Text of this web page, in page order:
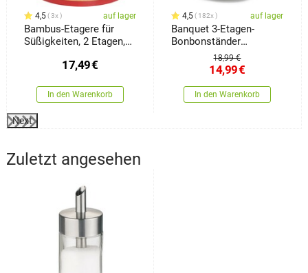
4,5 3x auf lager
Bambus-Etagere für
Süßigkeiten, 2 Etagen,
17,49€
In den Warenkorb
4,5 182x auf lager
Banquet 3-Etagen-
Bonbonständer
18,99 €
14,99€
In den Warenkorb
Next
Zuletzt angesehen